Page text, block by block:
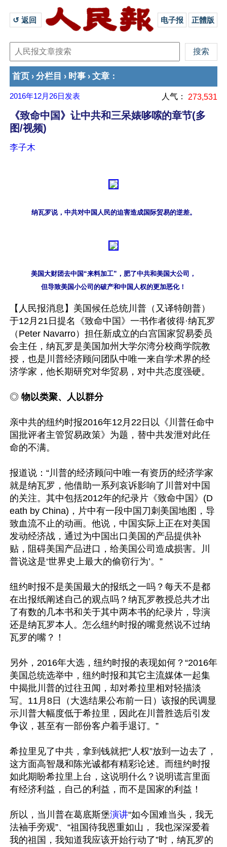
↺ 返回 电子报 正體版
首页 › 分栏目 › 时事 › 文章 ：
2016年12月26日 发表 人气： 273,531
《致命中国》让中共和三呆婊哆嗦的章节(多
图/视频)
李子木
纳瓦罗说，中共对中国人民的迫害造成国际贸易的逆差。
美国大财团去中国“来料加工”，肥了中共和美国大公司，
但导致美国小公司的破产和中国人权的更加恶化！
【人民报消息】美国候任总统川普（又译特朗普）
于12月21日提名《致命中国》一书作者彼得·纳瓦罗
（Peter Navarro）担任新成立的白宫国家贸易委员
会主任，纳瓦罗是美国加州大学尔湾分校商学院教
授，也是川普经济顾问团队中唯一来自学术界的经
济学家，他长期研究对华贸易，对中共态度强硬。
◎ 物以类聚、人以群分
亲中共的纽约时报2016年12月22日以《川普任命中
国批评者主管贸易政策》为题，替中共发泄对此任
命的不满。
报道说：“川普的经济顾问中唯一有资历的经济学家
就是纳瓦罗，他借助一系列哀诉影响了川普对中国
的关注。其中包括2012年的纪录片《致命中国》(D
eath by China)，片中有一段中国刀刺美国地图，导
致血流不止的动画。他说，中国实际上正在对美国
发动经济战，通过为中国出口美国的产品提供补
贴，阻碍美国产品进口，给美国公司造成损害。川
普说这是‘世界史上最大的偷窃行为’。”
纽约时报不是美国最大的报纸之一吗？每天不是都
在出报纸阐述自己的观点吗？纳瓦罗教授总共才出
了有数的几本书和关于其中两本书的纪录片，导演
还是纳瓦罗本人。怎么纽约时报的嘴竟然说不过纳
瓦罗的嘴？！
另外，2016年大选，纽约时报的表现如何？“2016年
美国总统选举中，纽约时报和其它主流媒体一起集
中揭批川普的过往丑闻，却对希拉里相对轻描淡
写。11月8日（大选结果公布前一日）该报的民调显
示川普大幅度低于希拉里，因此在川普胜选后引发
争议，甚至有一部份客户着手退订。”
希拉里见了中共，拿到钱就把“人权”放到一边去了，
这方面高智晟和陈光诚都有精彩论述。而纽约时报
如此期盼希拉里上台，这说明什么？说明谎言里面
有经济利益，自己的利益，而不是国家的利益！
所以，当川普在葛底斯堡演讲“如今国难当头，我无
法袖手旁观”、“祖国待我恩重如山， 我也深深爱着
我的祖国，我知道我应该开始行动了”时，纳瓦罗的